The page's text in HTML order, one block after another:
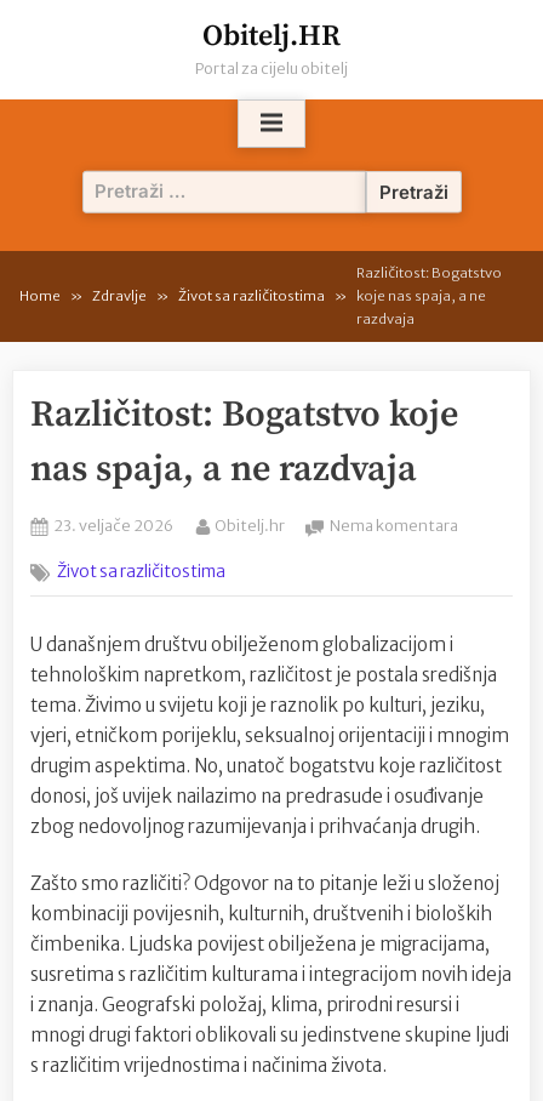
Obitelj.HR
Portal za cijelu obitelj
Pretraži:
Home Zdravlje Život sa različitostima
Različitost: Bogatstvo
koje nas spaja, a ne
razdvaja
Različitost: Bogatstvo koje
nas spaja, a ne razdvaja
Posted
23. veljače 2026 By
Obitelj.hr Nema komentara
koje
a
ne
razdvaja
Život sa različitostima
U današnjem društvu obilježenom globalizacijom i
tehnološkim napretkom, različitost je postala središnja
tema. Živimo u svijetu koji je raznolik po kulturi, jeziku,
vjeri, etničkom porijeklu, seksualnoj orijentaciji i mnogim
drugim aspektima. No, unatoč bogatstvu koje različitost
donosi, još uvijek nailazimo na predrasude i osuđivanje
zbog nedovoljnog razumijevanja i prihvaćanja drugih.
Zašto smo različiti? Odgovor na to pitanje leži u složenoj
kombinaciji povijesnih, kulturnih, društvenih i bioloških
čimbenika. Ljudska povijest obilježena je migracijama,
susretima s različitim kulturama i integracijom novih ideja
i znanja. Geografski položaj, klima, prirodni resursi i
mnogi drugi faktori oblikovali su jedinstvene skupine ljudi
s različitim vrijednostima i načinima života.